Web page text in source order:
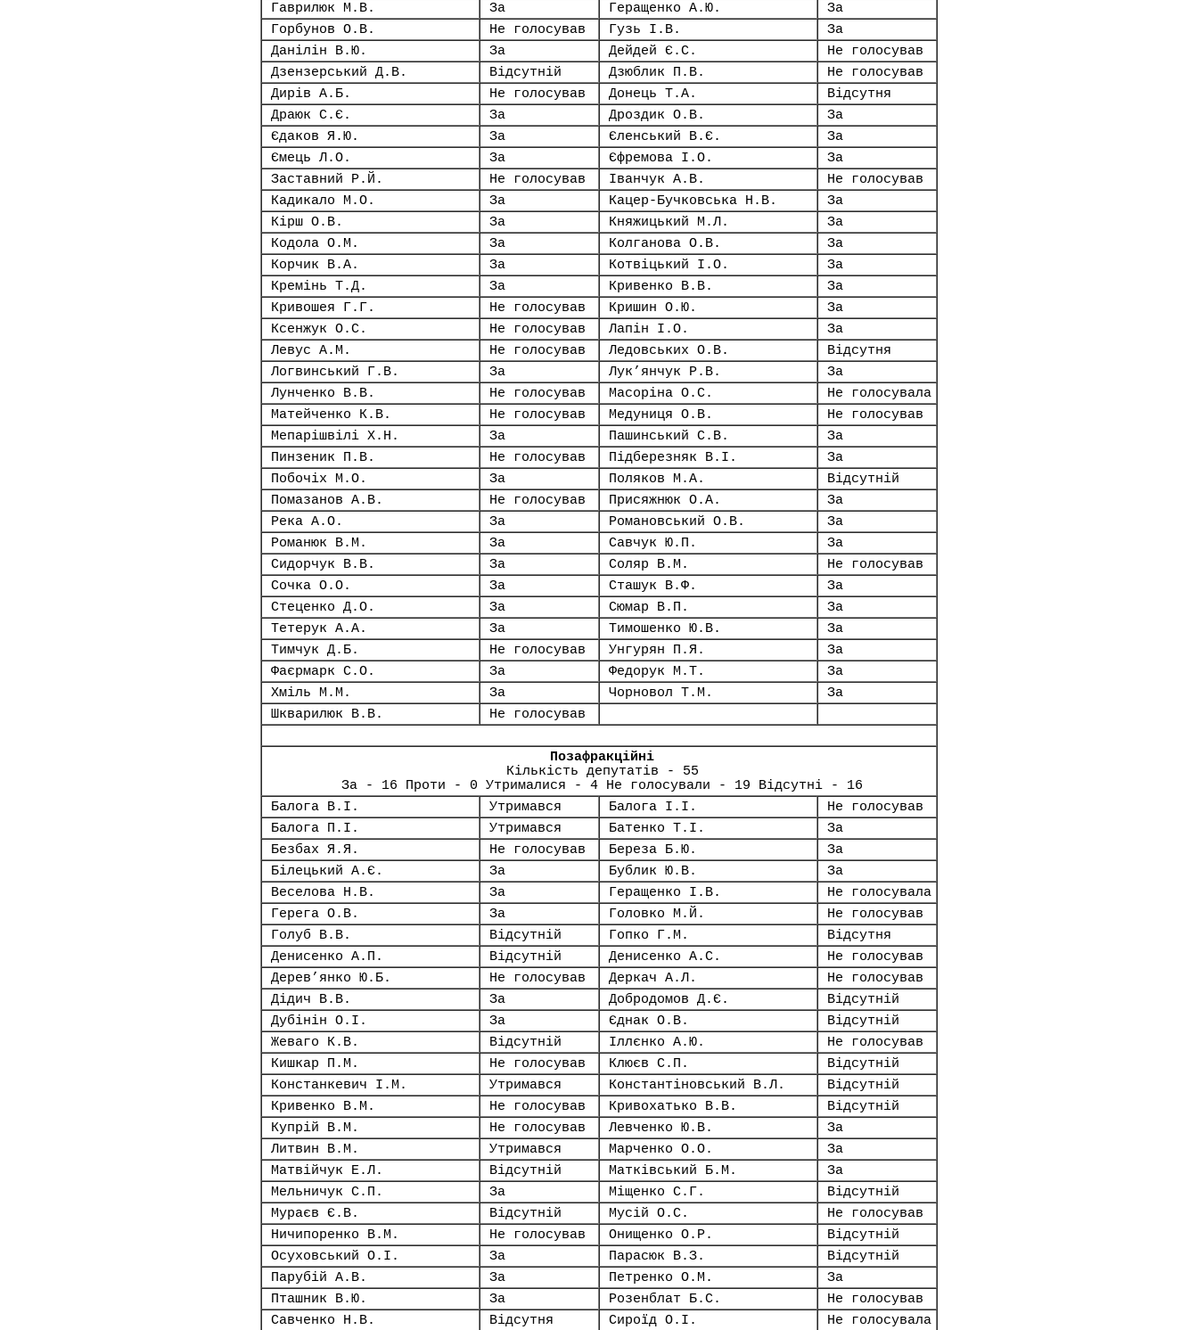
Гаврилюк М.В.
За Геращенко А.Ю.
За
Горбунов О.В.
Не голосував Гузь І.В.
За
Данілін В.Ю.
За Дейдей Є.С.
Не голосував
Дзензерський Д.В.
Відсутній Дзюблик П.В.
Не голосував
Дирів А.Б.
Не голосував Донець Т.А.
Відсутня
Драюк С.Є.
За Дроздик О.В.
За
Єдаков Я.Ю.
За Єленський В.Є.
За
Ємець Л.О.
За Єфремова І.О.
За
Заставний Р.Й.
Не голосував Іванчук А.В.
Не голосував
Кадикало М.О.
За Кацер-Бучковська Н.В.
За
Кірш О.В.
За Княжицький М.Л.
За
Кодола О.М.
За Колганова О.В.
За
Корчик В.А.
За Котвіцький І.О.
За
Кремінь Т.Д.
За Кривенко В.В.
За
Кривошея Г.Г.
Не голосував Кришин О.Ю.
За
Ксенжук О.С.
Не голосував Лапін І.О.
За
Левус А.М.
Не голосував Ледовських О.В.
Відсутня
Логвинський Г.В.
За Лук’янчук Р.В.
За
Лунченко В.В.
Не голосував Масоріна О.С.
Не голосувала
Матейченко К.В.
Не голосував Медуниця О.В.
Не голосував
Мепарішвілі Х.Н.
За Пашинський С.В.
За
Пинзеник П.В.
Не голосував Підберезняк В.І.
За
Побочіх М.О.
За Поляков М.А.
Відсутній
Помазанов А.В.
Не голосував Присяжнюк О.А.
За
Река А.О.
За Романовський О.В.
За
Романюк В.М.
За Савчук Ю.П.
За
Сидорчук В.В.
За Соляр В.М.
Не голосував
Сочка О.О.
За Сташук В.Ф.
За
Стеценко Д.О.
За Сюмар В.П.
За
Тетерук А.А.
За Тимошенко Ю.В.
За
Тимчук Д.Б.
Не голосував Унгурян П.Я.
За
Фаєрмарк С.О.
За Федорук М.Т.
За
Хміль М.М.
За Чорновол Т.М.
За
Шкварилюк В.В.
Не голосував
Позафракційні
Кількість депутатів - 55
За - 16 Проти - 0 Утрималися - 4 Не голосували - 19 Відсутні - 16
Балога В.І.
Утримався Балога І.І.
Не голосував
Балога П.І.
Утримався Батенко Т.І.
За
Безбах Я.Я.
Не голосував Береза Б.Ю.
За
Білецький А.Є.
За Бублик Ю.В.
За
Веселова Н.В.
За Геращенко І.В.
Не голосувала
Герега О.В.
За Головко М.Й.
Не голосував
Голуб В.В.
Відсутній Гопко Г.М.
Відсутня
Денисенко А.П.
Відсутній Денисенко А.С.
Не голосував
Дерев’янко Ю.Б.
Не голосував Деркач А.Л.
Не голосував
Дідич В.В.
За Добродомов Д.Є.
Відсутній
Дубінін О.І.
За Єднак О.В.
Відсутній
Жеваго К.В.
Відсутній Іллєнко А.Ю.
Не голосував
Кишкар П.М.
Не голосував Клюєв С.П.
Відсутній
Констанкевич І.М.
Утримався Константіновський В.Л.
Відсутній
Кривенко В.М.
Не голосував Кривохатько В.В.
Відсутній
Купрій В.М.
Не голосував Левченко Ю.В.
За
Литвин В.М.
Утримався Марченко О.О.
За
Матвійчук Е.Л.
Відсутній Матківський Б.М.
За
Мельничук С.П.
За Міщенко С.Г.
Відсутній
Мураєв Є.В.
Відсутній Мусій О.С.
Не голосував
Ничипоренко В.М.
Не голосував Онищенко О.Р.
Відсутній
Осуховський О.І.
За Парасюк В.З.
Відсутній
Парубій А.В.
За Петренко О.М.
За
Пташник В.Ю.
За Розенблат Б.С.
Не голосував
Савченко Н.В.
Відсутня Сироїд О.І. Не голосувала